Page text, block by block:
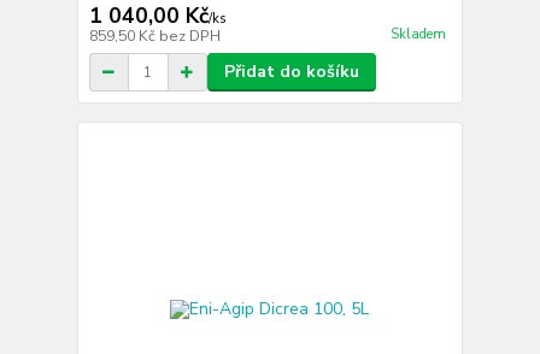
1 040,00 Kč/ks
859,50 Kč bez DPH Skladem
Přidat do košíku